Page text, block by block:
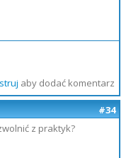
aby dodać komentarz
#34
z praktyk?